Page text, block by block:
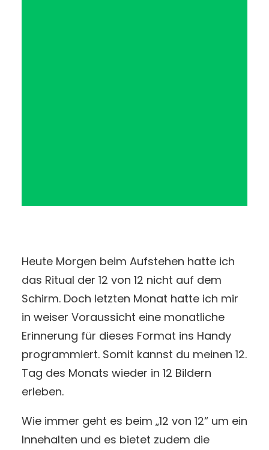
Heute Morgen beim Aufstehen hatte ich
das Ritual der 12 von 12 nicht auf dem
Schirm. Doch letzten Monat hatte ich mir
in weiser Voraussicht eine monatliche
Erinnerung für dieses Format ins Handy
programmiert. Somit kannst du meinen 12.
Tag des Monats wieder in 12 Bildern
erleben.
Wie immer geht es beim „12 von 12“ um ein
Innehalten und es bietet zudem die